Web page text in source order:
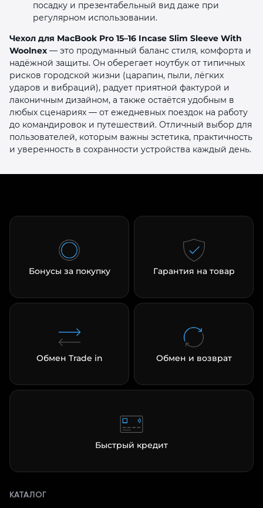
посадку и презентабельный вид даже при
регулярном использовании.
Чехол для MacBook Pro 15–16 Incase Slim Sleeve With
Woolnex — это продуманный баланс стиля, комфорта и
надёжной защиты. Он оберегает ноутбук от типичных
рисков городской жизни (царапин, пыли, лёгких
ударов и вибраций), радует приятной фактурой и
лаконичным дизайном, а также остаётся удобным в
любых сценариях — от ежедневных поездок на работу
до командировок и путешествий. Отличный выбор для
пользователей, которым важны эстетика, практичность
и уверенность в сохранности устройства каждый день.
Бонусы за покупку Гарантия на товар
Обмен Trade in Обмен и возврат
Быстрый кредит
КАТАЛОГ